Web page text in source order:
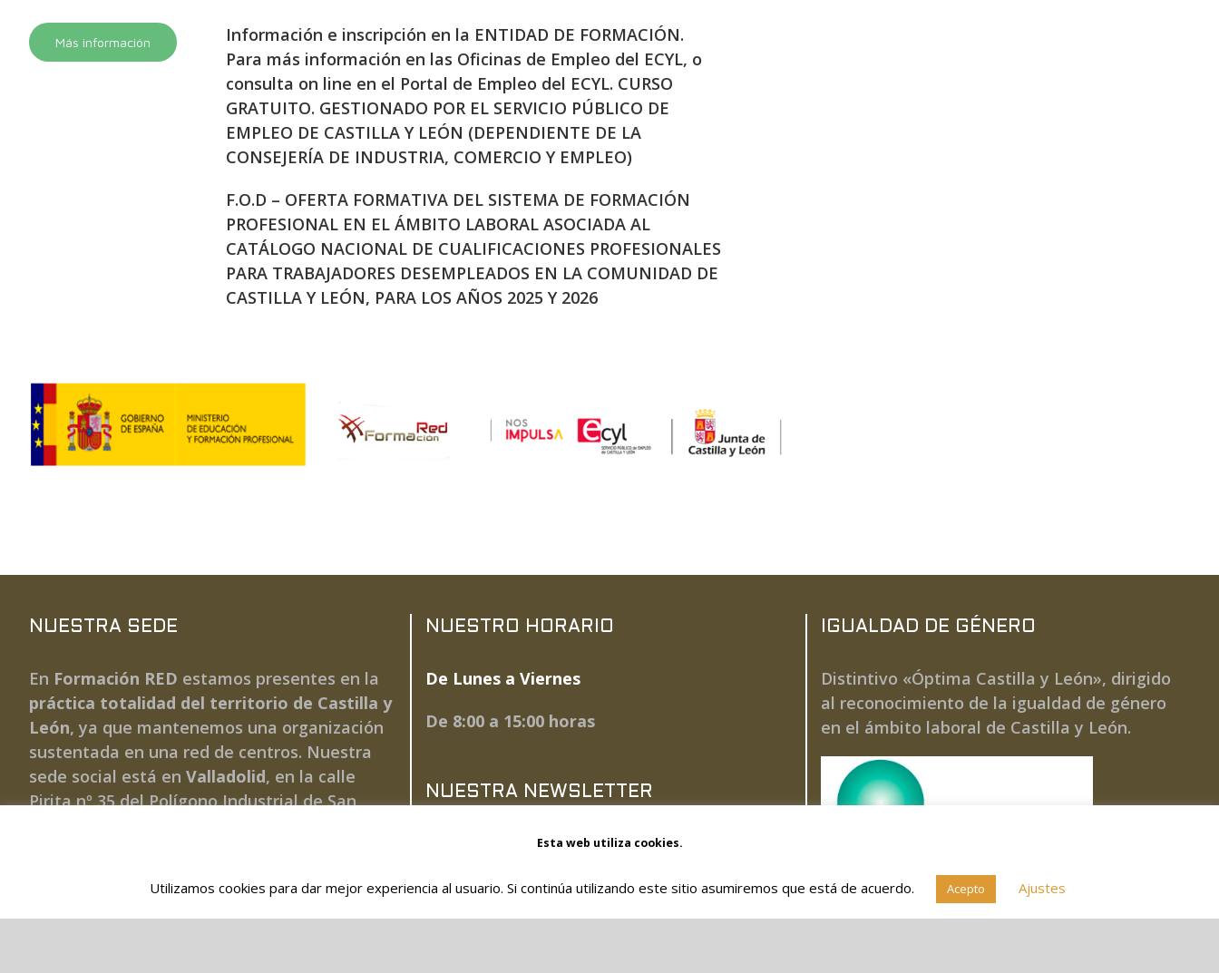
Más información
Información e inscripción en la ENTIDAD DE FORMACIÓN.
Para más información en las Oficinas de Empleo del ECYL, o
consulta on line en el Portal de Empleo del ECYL. CURSO
GRATUITO. GESTIONADO POR EL SERVICIO PÚBLICO DE
EMPLEO DE CASTILLA Y LEÓN (DEPENDIENTE DE LA
CONSEJERÍA DE INDUSTRIA, COMERCIO Y EMPLEO)
F.O.D – OFERTA FORMATIVA DEL SISTEMA DE FORMACIÓN
PROFESIONAL EN EL ÁMBITO LABORAL ASOCIADA AL
CATÁLOGO NACIONAL DE CUALIFICACIONES PROFESIONALES
PARA TRABAJADORES DESEMPLEADOS EN LA COMUNIDAD DE
CASTILLA Y LEÓN, PARA LOS AÑOS 2025 Y 2026
NUESTRA SEDE
En Formación RED estamos presentes en la
práctica totalidad del territorio de Castilla y
León, ya que mantenemos una organización
sustentada en una red de centros. Nuestra
sede social está en Valladolid, en la calle
Pirita nº 35 del Polígono Industrial de San
Teléfonos: 983 307 329 – 659 57 2956
NUESTRO HORARIO
De Lunes a Viernes
De 8:00 a 15:00 horas
NUESTRA NEWSLETTER
SUSCRÍBETE AHORA
IGUALDAD DE GÉNERO
Distintivo «Óptima Castilla y León», dirigido
al reconocimiento de la igualdad de género
en el ámbito laboral de Castilla y León.
Esta web utiliza cookies.
Utilizamos cookies para dar mejor experiencia al usuario. Si continúa utilizando este sitio asumiremos que está de acuerdo. Acepto Ajustes